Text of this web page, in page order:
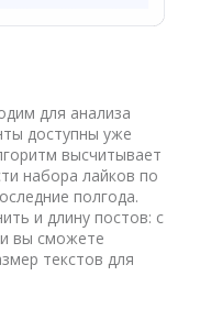
для анализа
доступны уже
высчитывает
набора лайков по
полгода.
и длину постов: с
вы сможете
текстов для